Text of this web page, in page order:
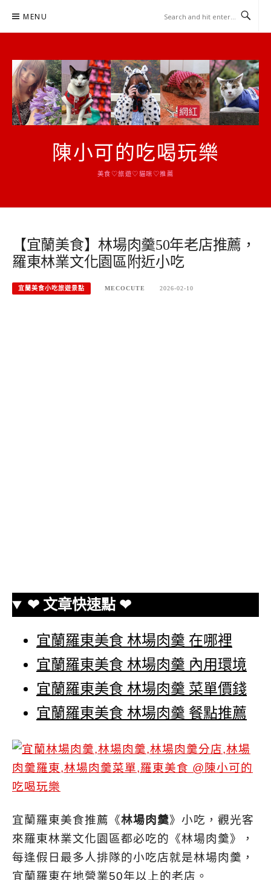
MENU
陳小可的吃喝玩樂
美食♡旅遊♡貓咪♡推薦
【宜蘭美食】林場肉羹50年老店推薦，
羅東林業文化園區附近小吃
宜蘭美食小吃旅遊景點 MECOCUTE 2026-02-10
❤ 文章快速點 ❤
宜蘭羅東美食 林場肉羹 在哪裡
宜蘭羅東美食 林場肉羹 內用環境
宜蘭羅東美食 林場肉羹 菜單價錢
宜蘭羅東美食 林場肉羹 餐點推薦
宜蘭羅東美食推薦《林場肉羹》小吃，觀光客
來羅東林業文化園區都必吃的《林場肉羹》，
每逢假日最多人排隊的小吃店就是林場肉羹，
宜蘭羅東在地營業50年以上的老店。